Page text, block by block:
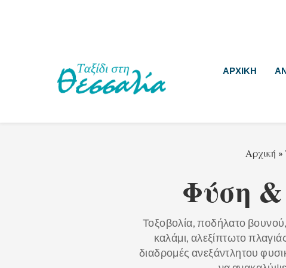
ΑΡΧΙΚΗ
Αρχική »
Φύση
Τοξοβολία, ποδήλατο
καλάμι, αλεξίπτωτο
διαδρομές ανεξάντλητου